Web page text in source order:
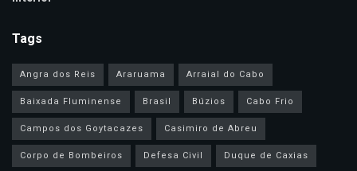
Tags
Angra dos Reis Araruama
Arraial do Cabo
Baixada Fluminense
Brasil Búzios
Cabo Frio
Campos dos Goytacazes
Casimiro de Abreu
Corpo de Bombeiros
Defesa Civil
Duque de Caxias